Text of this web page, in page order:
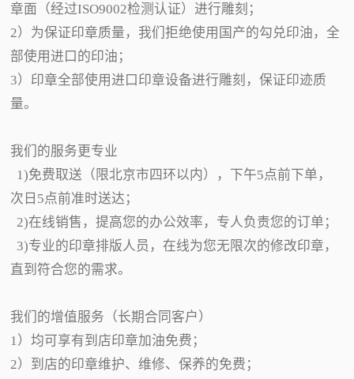
章面（经过ISO9002检测认证）进行雕刻；
2）为保证印章质量，我们拒绝使用国产的勾兑印油，全
部使用进口的印油；
3）印章全部使用进口印章设备进行雕刻，保证印迹质
量。
我们的服务更专业
1)免费取送（限北京市四环以内），下午5点前下单，
次日5点前准时送达；
2)在线销售，提高您的办公效率，专人负责您的订单；
3)专业的印章排版人员，在线为您无限次的修改印章，
直到符合您的需求。
我们的增值服务（长期合同客户）
1）均可享有到店印章加油免费；
2）到店的印章维护、维修、保养的免费；